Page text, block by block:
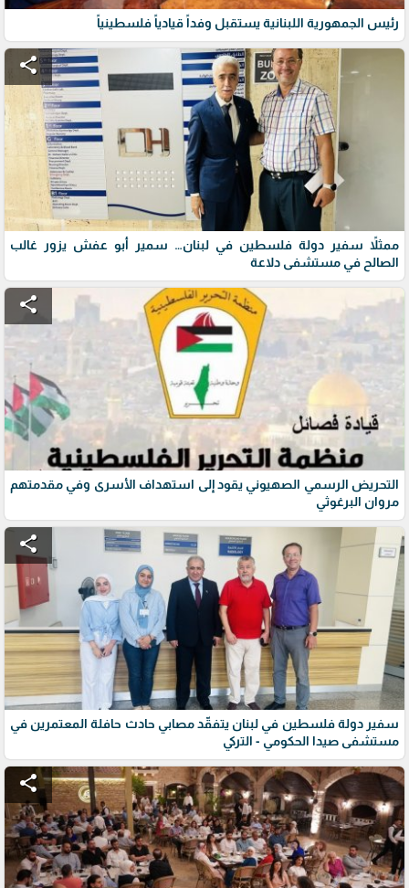
رئيس الجمهورية اللبنانية يستقبل وفداً قيادياً فلسطينياً
share
ممثلاً سفير دولة فلسطين في لبنان… سمير أبو عفش يزور غالب
الصالح في مستشفى دلاعة
share
التحريض الرسمي الصهيوني يقود إلى استهداف الأسرى وفي مقدمتهم
مروان البرغوثي
share
سفير دولة فلسطين في لبنان يتفقّد مصابي حادث حافلة المعتمرين في
مستشفى صيدا الحكومي - التركي
share